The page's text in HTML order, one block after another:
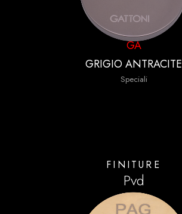
GA
GRIGIO ANTRACITE
Speciali
FINITURE
Pvd